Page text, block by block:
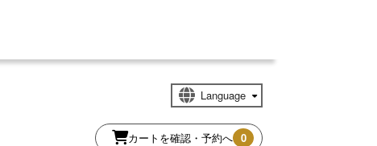
カートを確認・予約へ 0